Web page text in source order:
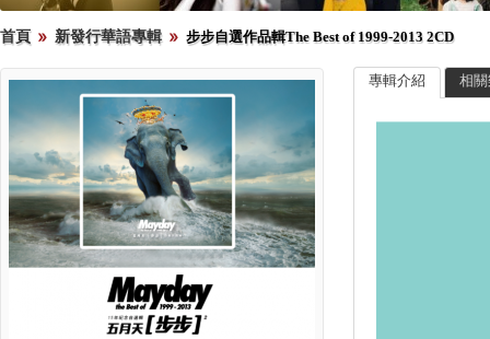
首頁 新發行華語專輯 步步自選作品輯The Best of 1999-2013 2CD
專輯介紹 相